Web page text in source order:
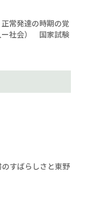
常発達の時期の覚
ー社会） 国家試験
すばらしさと東野